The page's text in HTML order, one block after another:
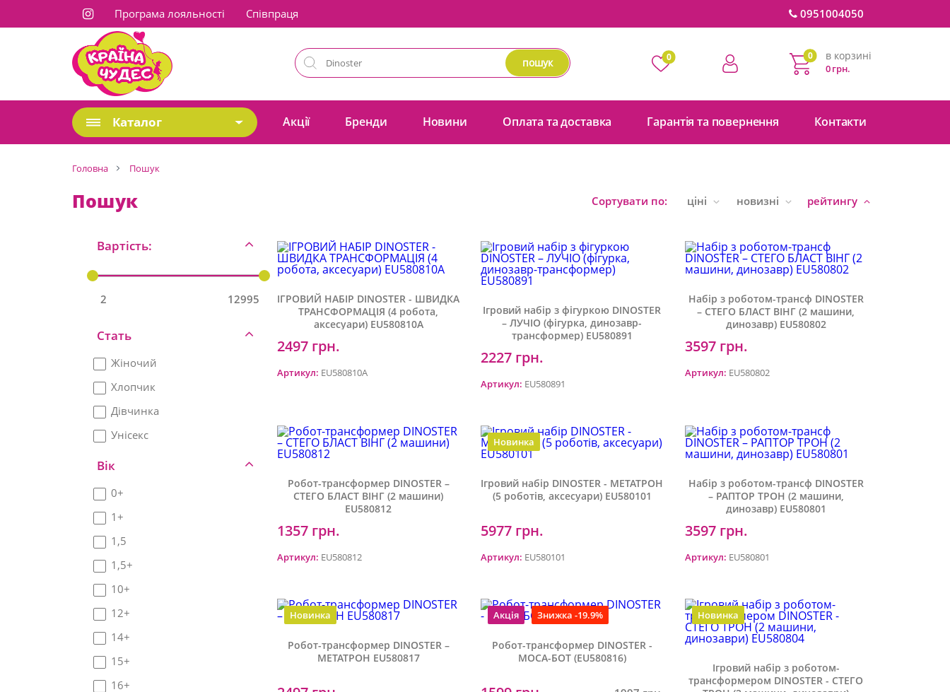
Програма лояльності Cпівпраця 0951004050
пошук 0 0 в корзині
0 грн.
Каталог Акції Бренди Новини Оплата та доставка Гарантія та повернення Контакти
Головна Пошук
Пошук Сортувати по: ціні новизні рейтингу
Вартість:
2 12995
Стать
Жіночий
Хлопчик
Дівчинка
Унісекс
Вік
0+
1+
1,5
1,5+
10+
12+
14+
15+
16+
ІГРОВИЙ НАБІР DINOSTER - ШВИДКА
ТРАНСФОРМАЦІЯ (4 робота,
аксесуари) EU580810A
2497 грн.
Артикул: EU580810A
Ігровий набір з фігуркою DINOSTER
– ЛУЧІО (фігурка, динозавр-
трансформер) EU580891
2227 грн.
Артикул: EU580891
Набір з роботом-трансф DINOSTER
– СТЕГО БЛАСТ ВІНГ (2 машини,
динозавр) EU580802
3597 грн.
Артикул: EU580802
Робот-трансформер DINOSTER –
СТЕГО БЛАСТ ВІНГ (2 машини)
EU580812
1357 грн.
Артикул: EU580812
Новинка
Ігровий набір DINOSTER - МЕТАТРОН
(5 роботів, аксесуари) EU580101
5977 грн.
Артикул: EU580101
Набір з роботом-трансф DINOSTER
– РАПТОР ТРОН (2 машини,
динозавр) EU580801
3597 грн.
Артикул: EU580801
Новинка
Робот-трансформер DINOSTER –
МЕТАТРОН EU580817
Акція Знижка -19.9%
Робот-трансформер DINOSTER -
МОСА-БОТ (EU580816)
Новинка
Ігровий набір з роботом-
трансформером DINOSTER - СТЕГО